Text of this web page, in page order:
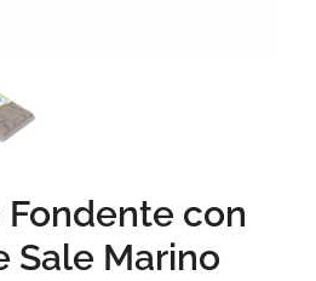
con
Sale Marino